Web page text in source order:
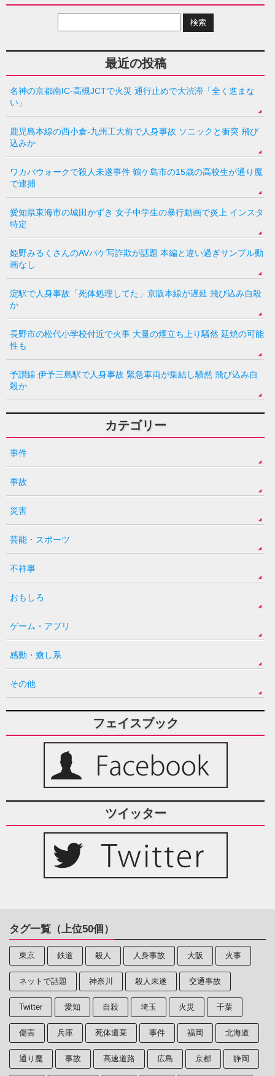
最近の投稿
名神の京都南IC-高槻JCTで火災 通行止めで大渋滞「全く進まな
い」
鹿児島本線の西小倉-九州工大前で人身事故 ソニックと衝突 飛び
込みか
ワカバウォークで殺人未遂事件 鶴ケ島市の15歳の高校生が通り魔
で逮捕
愛知県東海市の城田かずき 女子中学生の暴行動画で炎上 インスタ
特定
姫野みるくさんのAVパケ写詐欺が話題 本編と違い過ぎサンプル動
画なし
淀駅で人身事故「死体処理してた」京阪本線が遅延 飛び込み自殺
か
長野市の松代小学校付近で火事 大量の煙立ち上り騒然 延焼の可能
性も
予讃線 伊予三島駅で人身事故 緊急車両が集結し騒然 飛び込み自
殺か
カテゴリー
事件
事故
災害
芸能・スポーツ
不祥事
おもしろ
ゲーム・アプリ
感動・癒し系
その他
フェイスブック
ツイッター
タグ一覧（上位50個）
東京 鉄道 殺人 人身事故 大阪 火事
ネットで話題 神奈川 殺人未遂 交通事故
Twitter 愛知 自殺 埼玉 火災 千葉
傷害 兵庫 死体遺棄 事件 福岡 北海道
通り魔 事故 高速道路 広島 京都 静岡